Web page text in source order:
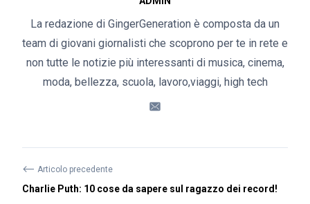
La redazione di GingerGeneration è composta da un
team di giovani giornalisti che scoprono per te in rete e
non tutte le notizie più interessanti di musica, cinema,
moda, bellezza, scuola, lavoro,viaggi, high tech
⟵ Articolo precedente
Charlie Puth: 10 cose da sapere sul ragazzo dei record!